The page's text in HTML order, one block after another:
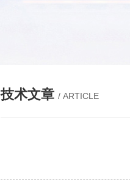
技术文章 / ARTICLE